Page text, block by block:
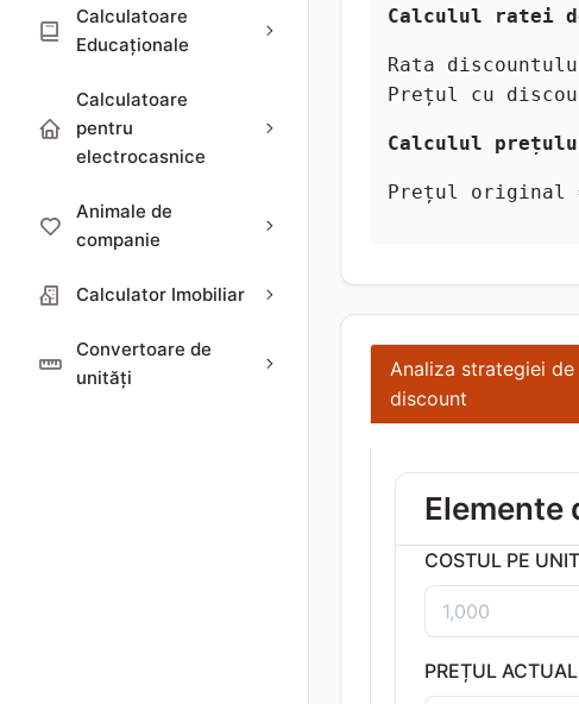
Calculatoare
Educaționale
Calculatoare
pentru
electrocasnice
Animale de
companie
Calculator Imobiliar
Convertoare de
unități
Calculul ratei
Rata
Prețul cu
Calculul
Prețul original
Analiza strategiei de
discount
Elemente
COSTUL PE
PREȚUL